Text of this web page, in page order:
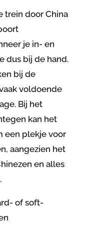
trein door China
je in- en
dus bij de hand.
bij de
voldoende
Bij het
kan het
een plekje voor
aangezien het
en alles
of soft-